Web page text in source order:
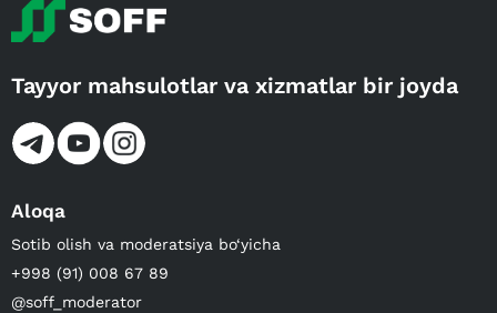
Tayyor mahsulotlar va xizmatlar bir joyda
Aloqa
Sotib olish va moderatsiya bo‘yicha
+998 (91) 008 67 89
@soff_moderator